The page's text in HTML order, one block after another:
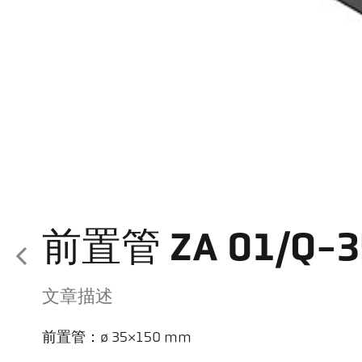
前置管 ZA 01/Q-
文章描述
前置管：ø 35×150 mm